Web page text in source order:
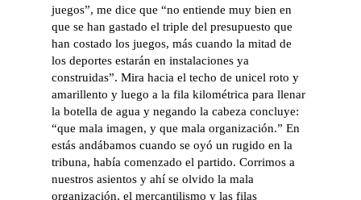
juegos”, me dice que “no entiende muy bien en
que se han gastado el triple del presupuesto que
han costado los juegos, más cuando la mitad de
los deportes estarán en instalaciones ya
construidas”. Mira hacia el techo de unicel roto y
amarillento y luego a la fila kilométrica para llenar
la botella de agua y negando la cabeza concluye:
“que mala imagen, y que mala organización.” En
estás andábamos cuando se oyó un rugido en la
tribuna, había comenzado el partido. Corrimos a
nuestros asientos y ahí se olvido la mala
organización, el mercantilismo y las filas